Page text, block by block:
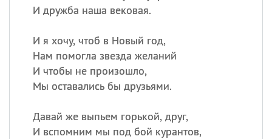
И дружба наша вековая.
И я хочу, чтоб в Новый год,
Нам помогла звезда желаний
И чтобы не произошло,
Мы оставались бы друзьями.
Давай же выпьем горькой, друг,
И вспомним мы под бой курантов,